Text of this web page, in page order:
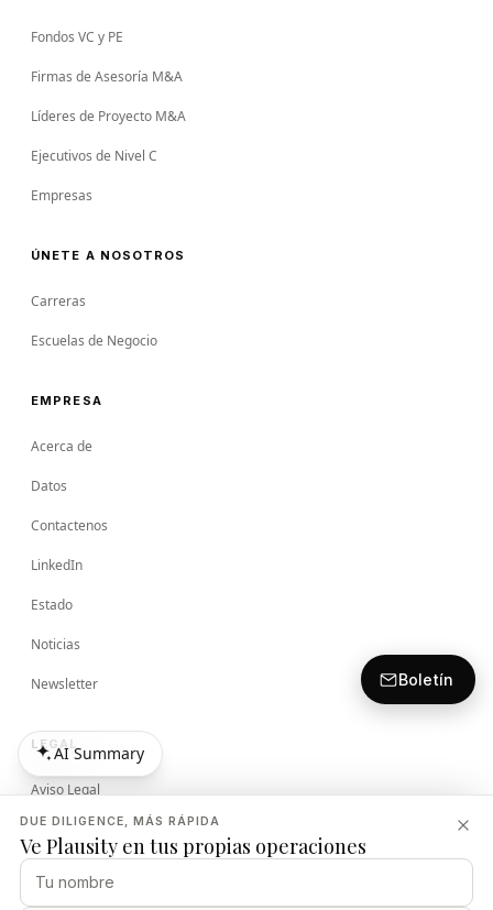
DUE DILIGENCE, MÁS RÁPIDA
Ve Plausity en tus propias operaciones
Fondos VC y PE
Firmas de Asesoría M&A
Líderes de Proyecto M&A
Ejecutivos de Nivel C
Empresas
ÚNETE A NOSOTROS
Carreras
Escuelas de Negocio
EMPRESA
Acerca de
Datos
Contactenos
LinkedIn
Estado
Noticias
Newsletter
LEGAL
Aviso Legal
Términos
AI Summary
AI Summary
Boletín